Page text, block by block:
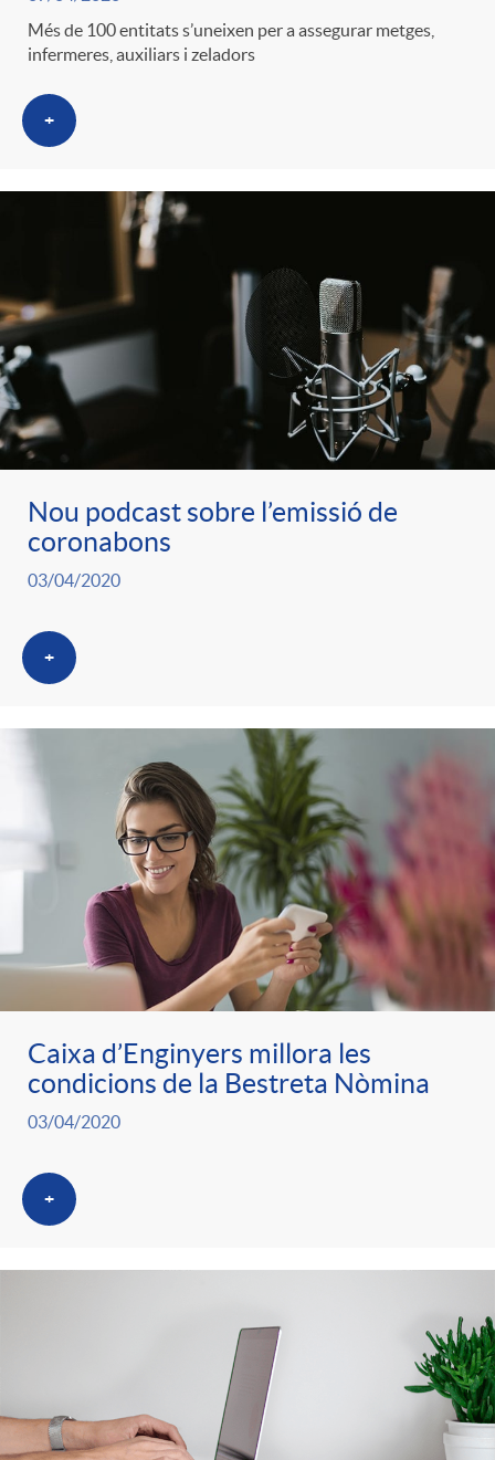
Més de 100 entitats s’uneixen per a assegurar metges,
infermeres, auxiliars i zeladors
+
Nou podcast sobre l’emissió de
coronabons
03/04/2020
+
Caixa d’Enginyers millora les
condicions de la Bestreta Nòmina
03/04/2020
+